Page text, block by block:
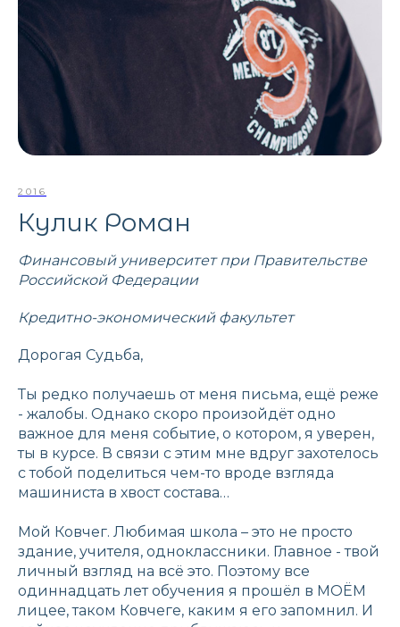
2016
Кулик Роман
Финансовый университет при Правительстве
Российской Федерации
Кредитно-экономический факультет
Дорогая Судьба,
Ты редко получаешь от меня письма, ещё реже
- жалобы. Однако скоро произойдёт одно
важное для меня событие, о котором, я уверен,
ты в курсе. В связи с этим мне вдруг захотелось
с тобой поделиться чем-то вроде взгляда
машиниста в хвост состава…
Мой Ковчег. Любимая школа – это не просто
здание, учителя, одноклассники. Главное - твой
личный взгляд на всё это. Поэтому все
одиннадцать лет обучения я прошёл в МОЁМ
лицее, таком Ковчеге, каким я его запомнил. И